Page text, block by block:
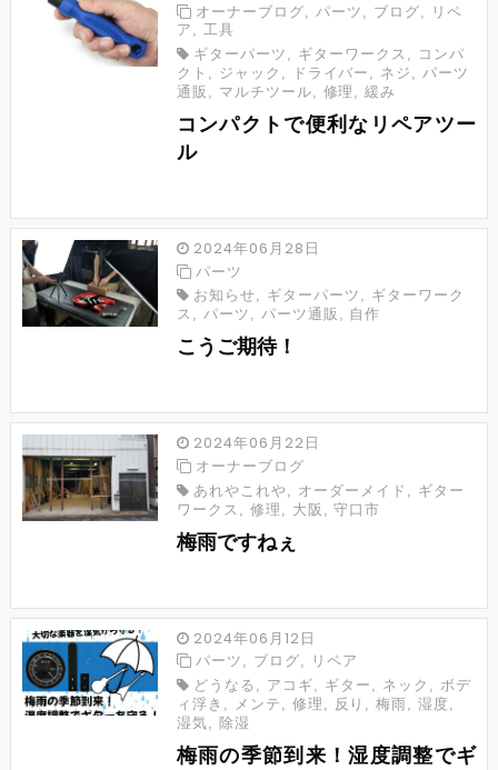
オーナーブログ, パーツ , ブログ,
リペ
ア , 工具
ギターパーツ , ギターワークス , コンパ
クト , ジャック , ドライバー , ネジ ,パーツ
通販 , マルチツール, 修理 ,緩み
コンパクトで便利なリペアツー
ル
2024年06月28日
パーツ
お知らせ, ギターパーツ , ギターワーク
ス , パーツ , パーツ通販 , 自作
こうご期待！
2024年06月22日
オーナーブログ
あれやこれや
オーダーメイド
ギター
ワークス
修理 大阪 ,守口市
梅雨ですねぇ
2024年06月12日
パーツ , ブログ,
リペア
どうなる , アコギ, ギター , ネック , ボデ
ィ浮き , メンテ , 修理 , 反り ,梅雨,湿度,
湿気, 除湿
梅雨の季節到来！湿度調整でギ